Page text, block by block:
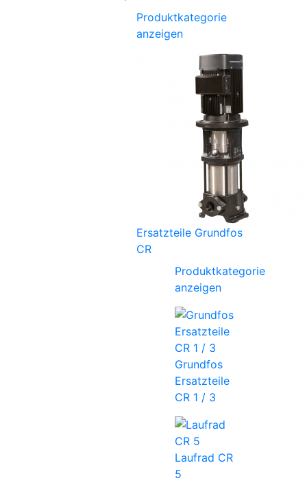
Produktkategorie
anzeigen
Ersatzteile Grundfos
CR
Produktkategorie
anzeigen
Grundfos
Ersatzteile
CR 1 / 3
Laufrad CR
5